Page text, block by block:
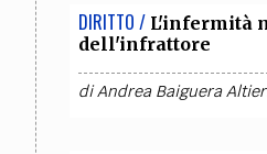
DIRITTO / L'infermità
dell'infrattore
diAndrea Baiguera